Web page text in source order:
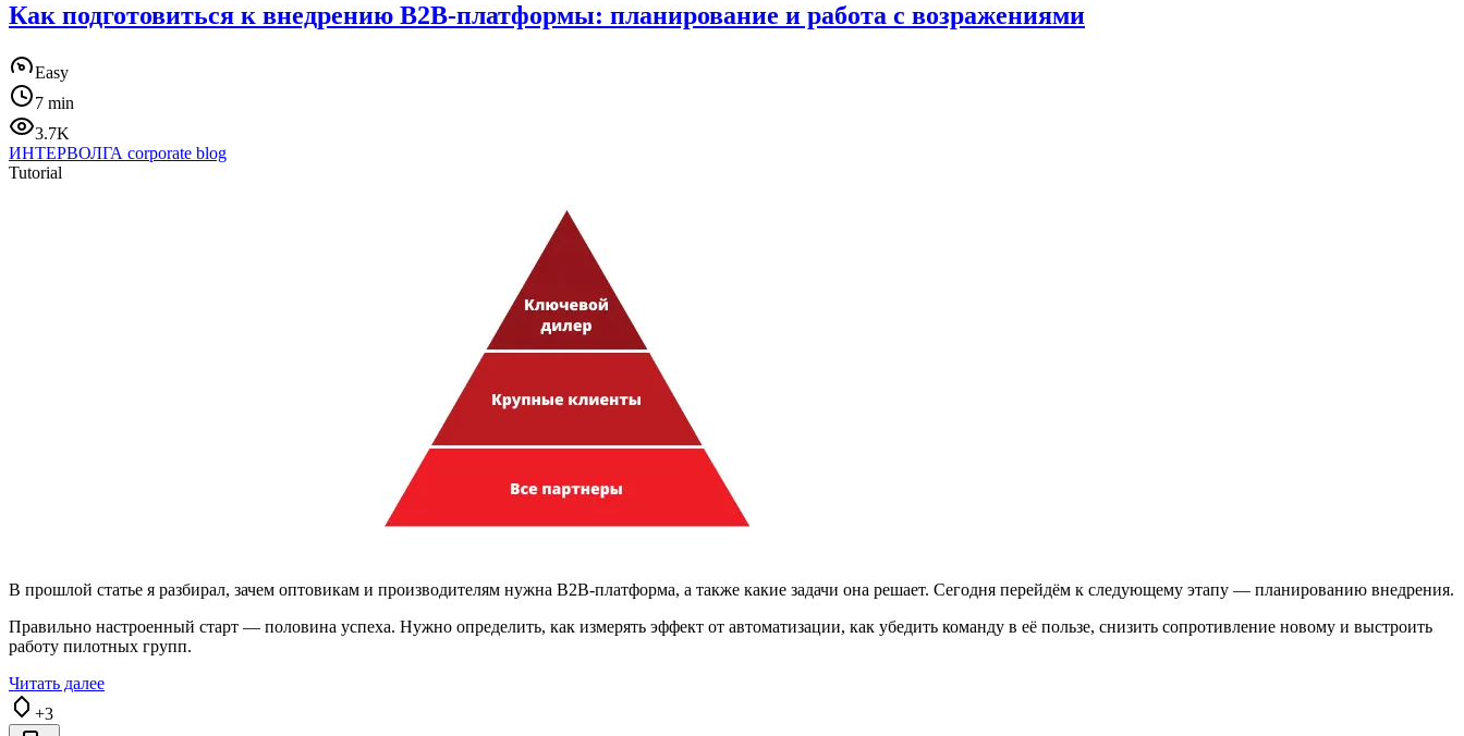
Как подготовиться к внедрению B2B-платформы: планирование и работа с возражениями
Easy
7 min
3.7K
ИНТЕРВОЛГА corporate blog
Tutorial
В прошлой статье я разбирал, зачем оптовикам и производителям нужна B2B-платформа, а также какие задачи она решает. Сегодня перейдём к следующему этапу — планированию внедрения.
Правильно настроенный старт — половина успеха. Нужно определить, как измерять эффект от автоматизации, как убедить команду в её пользе, снизить сопротивление новому и выстроить
работу пилотных групп.
Читать далее
+3